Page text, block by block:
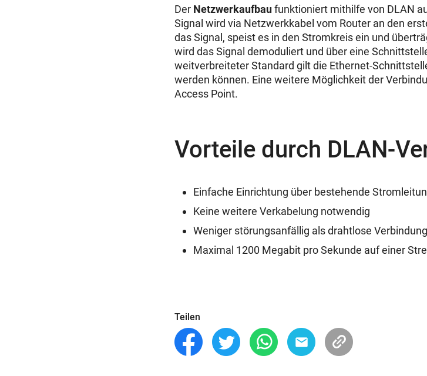
Der Netzwerkaufbaufunktioniert mithilfe von DLAN
Signal wird via Netzwerkkabel vom Router an den
das Signal, speist es in den Stromkreis ein und
wird das Signal demoduliert und über eine
weitverbreiteter Standard gilt die Ethernet-
werden können. Eine weitere Möglichkeit der
Access Point.
Vorteile durch DLAN-
Einfache Einrichtung über bestehende
Keine weitere Verkabelung notwendig
Weniger störungsanfällig als drahtlose
Maximal 1200 Megabit pro Sekunde auf einer
Teilen